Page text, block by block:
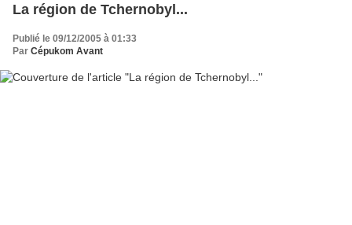
La région de Tchernobyl...
Publié le 09/12/2005 à 01:33
Par Cépukom Avant